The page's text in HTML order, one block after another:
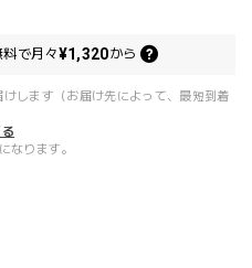
料で月々¥1,320から
します（お届け先によって、最短到着
なります。